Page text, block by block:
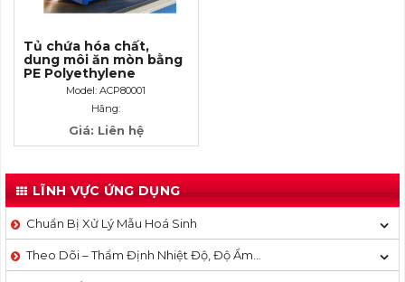
Tủ chứa hóa chất,
dung môi ăn mòn bằng
PE Polyethylene
Corrosive Cabinet 4
Model: ACP80001
Hãng:
Giá: Liên hệ
LĨNH VỰC ỨNG DỤNG
Chuẩn Bị Xử Lý Mẫu Hoá Sinh
Theo Dõi – Thẩm Định Nhiệt Độ, Độ Ẩm…